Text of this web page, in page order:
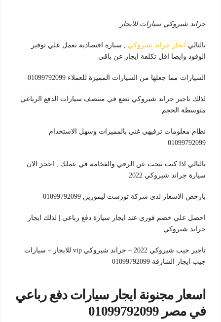
جراند شيروكي سيارات للايجار
بالتالي ايجار جراند شيروكي , سيارة اقتصادية تعمل علي توفير
الوقود وايضا اقل تكلفة ايجار عن باقي
السيارات مما جعلها من السيارات المميزة للعملاء 01099792099
لذلك تاجير جراند شيروكي تضع في منتصف سيارات الدفع الرباعي
متوسطة الحجم
نظام معلومات ترفيهي غني بالمميزات وسهل الاستخدام
01099792099
بالتالي اذا كنت تبحث عن الرقي والفخامة في عملك , احجز الان
سيارة جراند شيروكي 2022
بارخص الاسعار لدي شركة تورست ليموزين 01099792099
احصل علي خصم فوري عند ايجار سيارة دفع رباعي | لذلك ايجار
جراند شيروكي
تاجير جيب شيروكي 2022 – جراند شيروكي vip للايجار – سيارات
جيب ايجار الشارقة 01099792099
اسعار مجنونة ايجار سيارات دفع رباعي
في مصر 01099792099